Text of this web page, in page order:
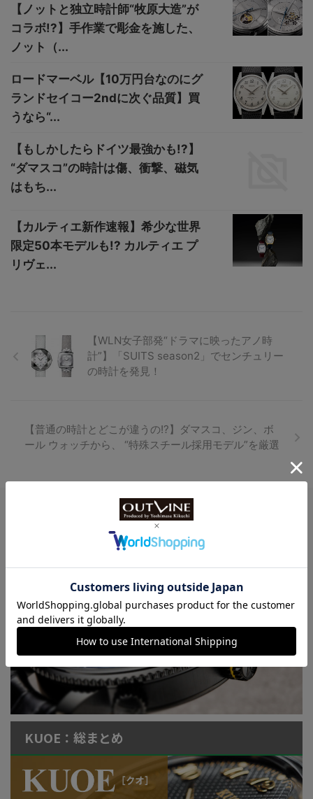
【ノットと独立時計師“牧原大造”が
コラボ!?】手作業で彫金を施した、
ノット（...
ロードマーベル【10万円台なのにグ
ランドセイコー2ndに次ぐ品質】買
うなら“...
【もしかしたらドイツ最強かも!?】
“ダマスコ”の時計は傷、衝撃、磁気
はもち...
【カルティエ新作速報】希少な世界
限定50本モデルも!? カルティエ プ
リヴェ...
【WLN女子部発“ドラマに映ったアノ時
計”】「SUITS season2」でセンチュリー
の時計を発見！
【普通の時計とどこが違うの!?】ダマスコ、ジン、ボ
ール ウォッチから、 “特殊スチール採用モデル”を厳選
LowBEAT Marketplace
特許取得“耐衝撃”ウオッチなど
KUOE：総まとめ